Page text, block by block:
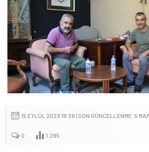
15 EYLÜL 2023 19:38 | SON GÜNCELLENME: 5
0 1.295